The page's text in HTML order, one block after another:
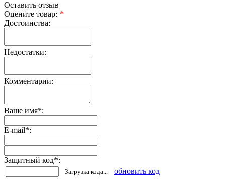
Оставить отзыв
Оцените товар: *
Достоинства:
Недостатки:
Комментарии:
Ваше имя*:
E-mail*:
Защитный код*:
Загрузка кода... обновить код